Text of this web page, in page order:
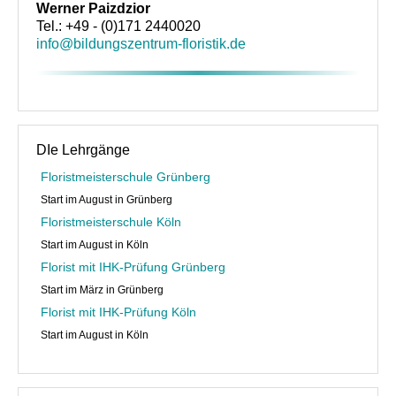
Floristik Verkauf
Floristik Business
Buchungen
Lehrgänge
Floristmeisterlehrgäng der GBF in Grünberg und in
Florist mit IHK-Prüfung in Grünberg
Floristlehrgang mit IHK-Prüfung in Köln
flowerARTinternational
Wir über uns
Werner Paizdzior
Tel.: +49 - (0)171 2440020
info@bildungszentrum-floristik.de
DIe Lehrgänge
Floristmeisterschule Grünberg
Start im August in Grünberg
Floristmeisterschule Köln
Start im August in Köln
Florist mit IHK-Prüfung Grünberg
Start im März in Grünberg
Florist mit IHK-Prüfung Köln
Start im August in Köln